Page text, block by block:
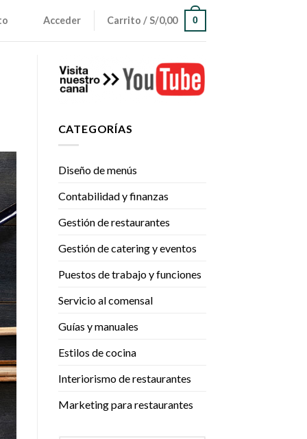
Acceder Carrito /S/0,00 0
CATEGORÍAS
Diseño de menús
Contabilidad y finanzas
Gestión de restaurantes
Gestión de catering y eventos
Puestos de trabajo y funciones
Servicio al comensal
Guías y manuales
Estilos de cocina
Interiorismo de restaurantes
Marketing para restaurantes